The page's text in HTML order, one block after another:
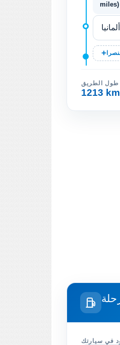
miles)
طول الطريق
1213 km
في سيارتك